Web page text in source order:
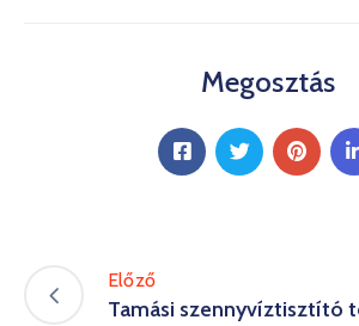
Megosztás
Előző
Tamási szennyvíztisztító